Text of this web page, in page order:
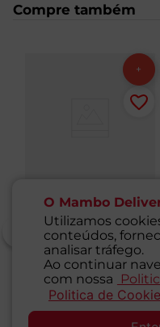
O Mambo
Utilizamos
conteúdos,
analisar tráfego.
Ao continuar
com nossa
Politica de Cookie
Compre também
Bala Halls Extra Forte
Bag com 3 Unidades
Unidade